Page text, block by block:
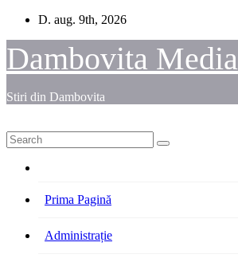
Skip
content
D. aug. 9th, 2026
Dambovita Media
Stiri din Dambovita
Prima Pagină
Administrație